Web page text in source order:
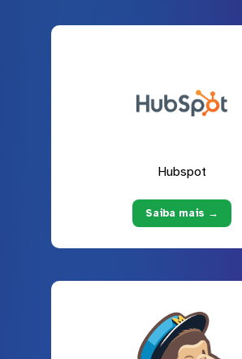
Hubspot
Saiba mais →